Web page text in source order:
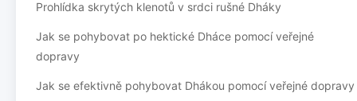
Prohlídka skrytých klenotů v srdci rušné Dháky
Jak se pohybovat po hektické Dháce pomocí veřejné
dopravy
Jak se efektivně pohybovat Dhákou pomocí veřejné dopravy